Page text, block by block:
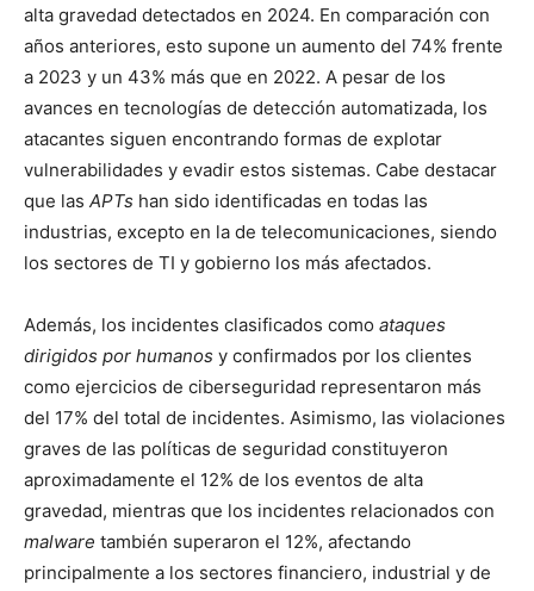
alta gravedad detectados en 2024. En comparación con
años anteriores, esto supone un aumento del 74% frente
a 2023 y un 43% más que en 2022. A pesar de los
avances en tecnologías de detección automatizada, los
atacantes siguen encontrando formas de explotar
vulnerabilidades y evadir estos sistemas. Cabe destacar
que las APTs han sido identificadas en todas las
industrias, excepto en la de telecomunicaciones, siendo
los sectores de TI y gobierno los más afectados.
Además, los incidentes clasificados como ataques
dirigidos por humanos y confirmados por los clientes
como ejercicios de ciberseguridad representaron más
del 17% del total de incidentes. Asimismo, las violaciones
graves de las políticas de seguridad constituyeron
aproximadamente el 12% de los eventos de alta
gravedad, mientras que los incidentes relacionados con
malware también superaron el 12%, afectando
principalmente a los sectores financiero, industrial y de